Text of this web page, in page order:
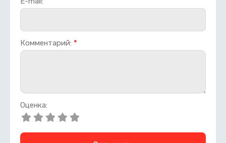
Комментарий: *
Оценка: